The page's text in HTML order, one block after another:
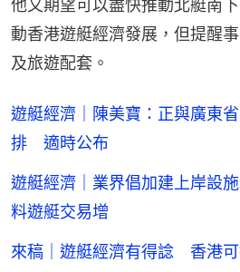
他又期望可以盡快推動北艇南
動香港遊艇經濟發展，但提醒
及旅遊配套。
遊艇經濟｜陳美寶：正與廣東
排 適時公布
遊艇經濟｜業界倡加建上岸設
料遊艇交易增
來稿｜遊艇經濟有得諗 香港